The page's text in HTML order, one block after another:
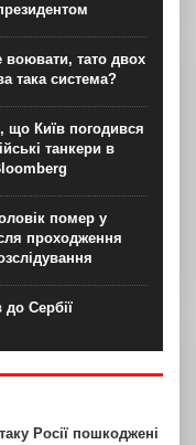
воювати, тато двох
така система?
Київ погодився
танкери в
помер у
проходження
Сербії
Росії пошкоджені